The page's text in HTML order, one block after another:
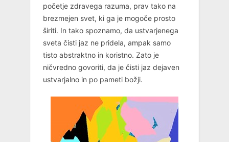
početje zdravega razuma, prav tako na
brezmejen svet, ki ga je mogoče prosto
širiti. In tako spoznamo, da ustvarjenega
sveta čisti jaz ne pridela, ampak samo
tisto abstraktno in koristno. Zato je
ničvredno govoriti, da je čisti jaz dejaven
ustvarjalno in po pameti božji.